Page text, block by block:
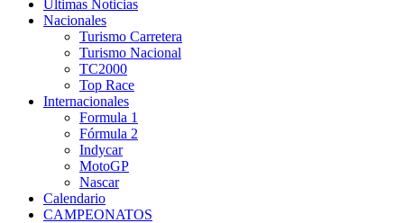
Últimas Noticias
Nacionales
Turismo Carretera
Turismo Nacional
TC2000
Top Race
Internacionales
Formula 1
Fórmula 2
Indycar
MotoGP
Nascar
Calendario
CAMPEONATOS